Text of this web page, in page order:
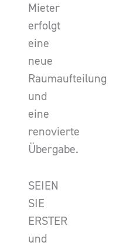
Mieter
erfolgt
eine
neue
Raumaufteilung
und
eine
renovierte
Übergabe.
SEIEN
SIE
ERSTER
und